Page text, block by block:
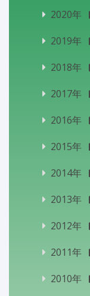
2020年
2019年
2018年
2017年
2016年
2015年
2014年
2013年
2012年
2011年
2010年